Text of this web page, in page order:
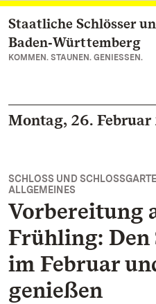
Zum Hauptinhalt
Staatliche Schlösser
Baden‑Württemberg
KOMMEN. STAUNEN. GENIESSEN.
Montag, 26. Februar
SCHLOSS UND
ALLGEMEINES
Vorbereitung
Frühling: Den
im Februar
genießen